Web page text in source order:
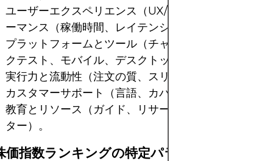
ユーザーエクスペリエンス（UX/UI）、安定性、パフ
ーマンス（稼働時間、レイテンシー）。
プラットフォームとツール（チャート、アラート、バ
クテスト、モバイル、デスクトップ、API）。
実行力と流動性（注文の質、スリッページ、深さ）。
カスタマーサポート（言語、カバー率、応答時間）。
教育とリソース（ガイド、リサーチ、デモ、シミュレ
ター）。
価指数ランキングの特定パラメーター